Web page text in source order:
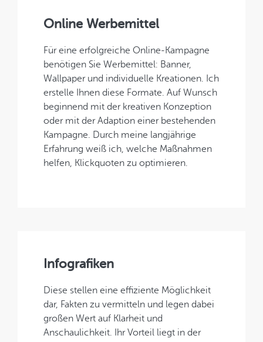
Online Werbemittel
Für eine erfolgreiche Online-Kampagne
benötigen Sie Werbemittel: Banner,
Wallpaper und individuelle Kreationen. Ich
erstelle Ihnen diese Formate. Auf Wunsch
beginnend mit der kreativen Konzeption
oder mit der Adaption einer bestehenden
Kampagne. Durch meine langjährige
Erfahrung weiß ich, welche Maßnahmen
helfen, Klickquoten zu optimieren.
Infografiken
Diese stellen eine effiziente Möglichkeit
dar, Fakten zu vermitteln und legen dabei
großen Wert auf Klarheit und
Anschaulichkeit. Ihr Vorteil liegt in der